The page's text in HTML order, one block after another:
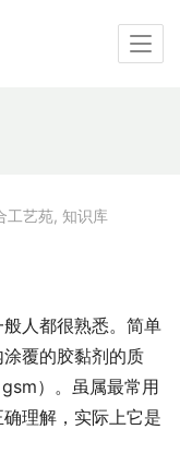
工艺苑, 知识库
人都很熟悉。简单
覆的胶黏剂的质
）。虽属最常用
理解，实际上它是